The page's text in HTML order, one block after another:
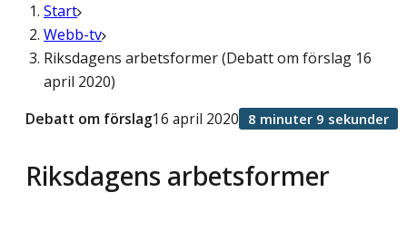
Start
Webb-tv
Riksdagens arbetsformer (Debatt om förslag 16
april 2020)
Riksdagens arbetsformer
Debatt om förslag16 april 2020 8 minuter 9 sekunder